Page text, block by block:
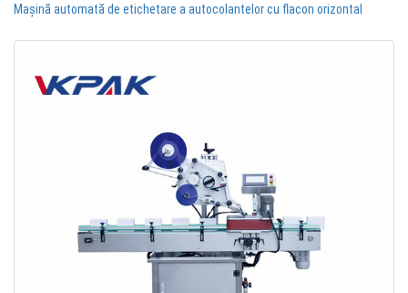
Mașină automată de etichetare a autocolantelor cu flacon orizontal